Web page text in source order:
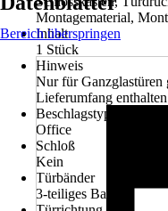
Montagematerial,
Inhalt
1 Stück
Hinweis
Nur für Ganzglastüren
Lieferumfang enthalten
Beschlagstyp
Office
Schloß
Kein
Türbänder
3-teiliges Band
Bereich überspringen